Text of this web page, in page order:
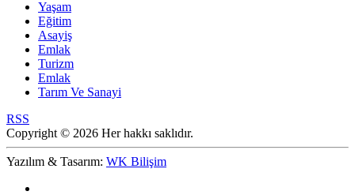
Yaşam
Eğitim
Asayiş
Emlak
Turizm
Emlak
Tarım Ve Sanayi
RSS
Copyright © 2026 Her hakkı saklıdır.
Yazılım & Tasarım: WK Bilişim